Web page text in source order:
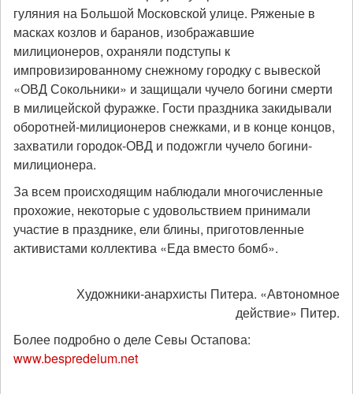
гуляния на Большой Московской улице. Ряженые в
масках козлов и баранов, изображавшие
милиционеров, охраняли подступы к
импровизированному снежному городку с вывеской
«ОВД Сокольники» и защищали чучело богини смерти
в милицейской фуражке. Гости праздника закидывали
оборотней-милиционеров снежками, и в конце концов,
захватили городок-ОВД и подожгли чучело богини-
милиционера.
За всем происходящим наблюдали многочисленные
прохожие, некоторые с удовольствием принимали
участие в празднике, ели блины, приготовленные
активистами коллектива «Еда вместо бомб».
Художники-анархисты Питера. «Автономное
действие» Питер.
Более подробно о деле Севы Остапова:
www.bespredelum.net